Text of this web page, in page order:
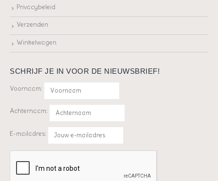
Privacybeleid
Verzenden
Winkelwagen
SCHRIJF JE IN VOOR DE NIEUWSBRIEF!
Voornaam:
Achternaam:
E-mailadres: